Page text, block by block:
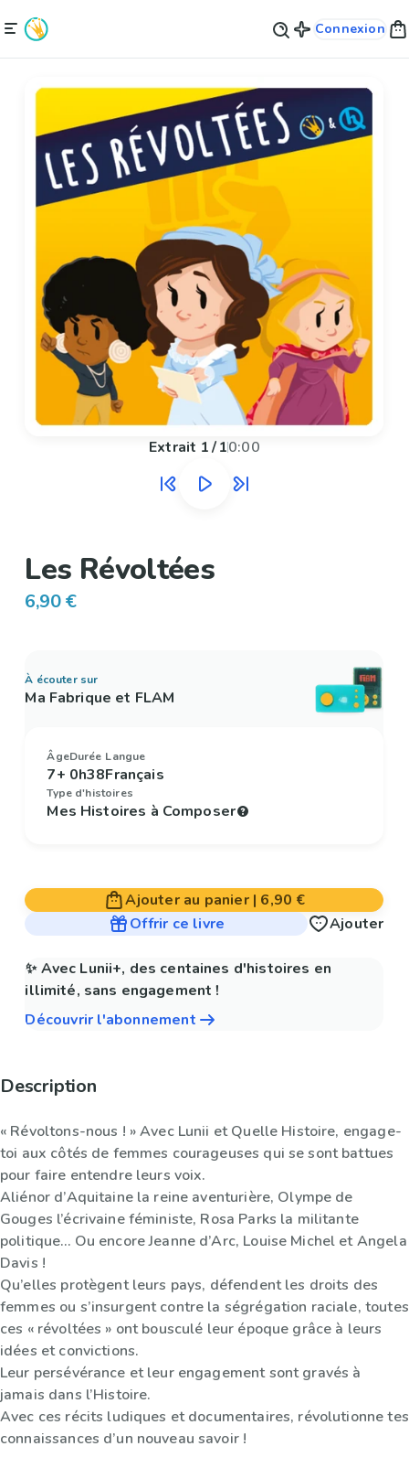
Connexion
Extrait 1/10:00
Les Révoltées
6,90 €
À écouter sur
Ma Fabrique et FLAM
Âge
7+
Durée
0h38
Langue
Français
Type d'histoires
Mes Histoires à Composer
Ajouter au panier| 6,90 €
Offrir ce livre
Ajouter
✨ Avec Lunii+, des centaines d'histoires en
illimité, sans engagement !
Découvrir l'abonnement
Description
« Révoltons-nous ! » Avec Lunii et Quelle Histoire, engage-
toi aux côtés de femmes courageuses qui se sont battues
pour faire entendre leurs voix.
Aliénor d’Aquitaine la reine aventurière, Olympe de
Gouges l’écrivaine féministe, Rosa Parks la militante
politique… Ou encore Jeanne d’Arc, Louise Michel et Angela
Davis !
Qu’elles protègent leurs pays, défendent les droits des
femmes ou s’insurgent contre la ségrégation raciale, toutes
ces « révoltées » ont bousculé leur époque grâce à leurs
idées et convictions.
Leur persévérance et leur engagement sont gravés à
jamais dans l’Histoire.
Avec ces récits ludiques et documentaires, révolutionne tes
connaissances d’un nouveau savoir !